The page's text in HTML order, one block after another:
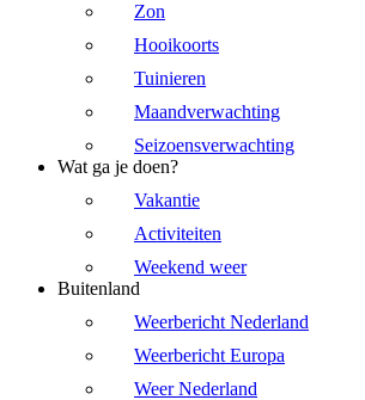
Zon
Hooikoorts
Tuinieren
Maandverwachting
Seizoensverwachting
Wat ga je doen?
Vakantie
Activiteiten
Weekend weer
Buitenland
Weerbericht Nederland
Weerbericht Europa
Weer Nederland